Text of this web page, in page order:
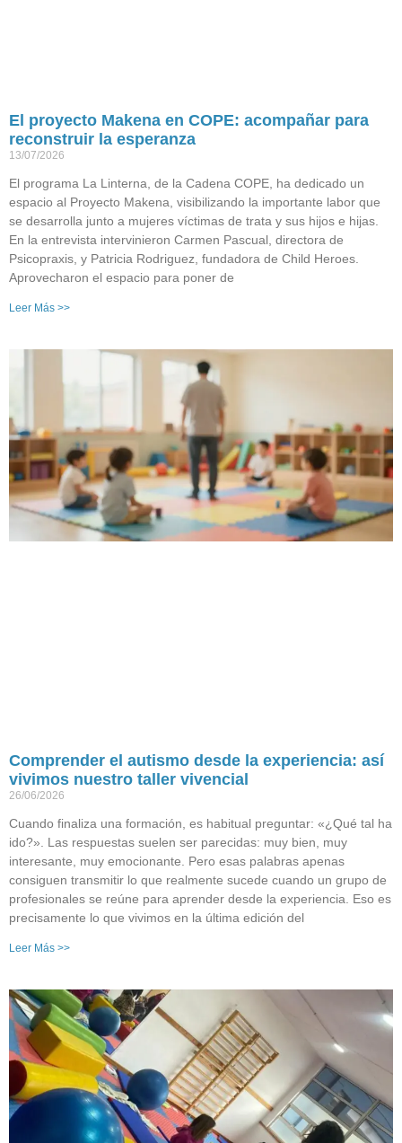
El proyecto Makena en COPE: acompañar para
reconstruir la esperanza
13/07/2026
El programa La Linterna, de la Cadena COPE, ha dedicado un
espacio al Proyecto Makena, visibilizando la importante labor que
se desarrolla junto a mujeres víctimas de trata y sus hijos e hijas.
En la entrevista intervinieron Carmen Pascual, directora de
Psicopraxis, y Patricia Rodriguez, fundadora de Child Heroes.
Aprovecharon el espacio para poner de
Leer Más >>
Comprender el autismo desde la experiencia: así
vivimos nuestro taller vivencial
26/06/2026
Cuando finaliza una formación, es habitual preguntar: «¿Qué tal ha
ido?». Las respuestas suelen ser parecidas: muy bien, muy
interesante, muy emocionante. Pero esas palabras apenas
consiguen transmitir lo que realmente sucede cuando un grupo de
profesionales se reúne para aprender desde la experiencia. Eso es
precisamente lo que vivimos en la última edición del
Leer Más >>